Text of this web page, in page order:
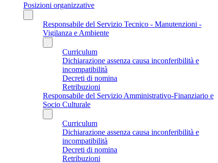
Posizioni organizzative
Responsabile del Servizio Tecnico - Manutenzioni -
Vigilanza e Ambiente
Curriculum
Dichiarazione assenza causa inconferibilità e
incompatibilità
Decreti di nomina
Retribuzioni
Responsabile del Servizio Amministrativo-Finanziario e
Socio Culturale
Curriculum
Dichiarazione assenza causa inconferibilità e
incompatibilità
Decreti di nomina
Retribuzioni